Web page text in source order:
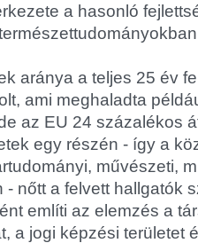
a hasonló
aránya a teljes 25 év
ami meghaladta
az EU 24 százalékos
egy részén - így a
művészeti,
- nőtt a felvett hallgatók
említi az elemzés a
a jogi képzési területet